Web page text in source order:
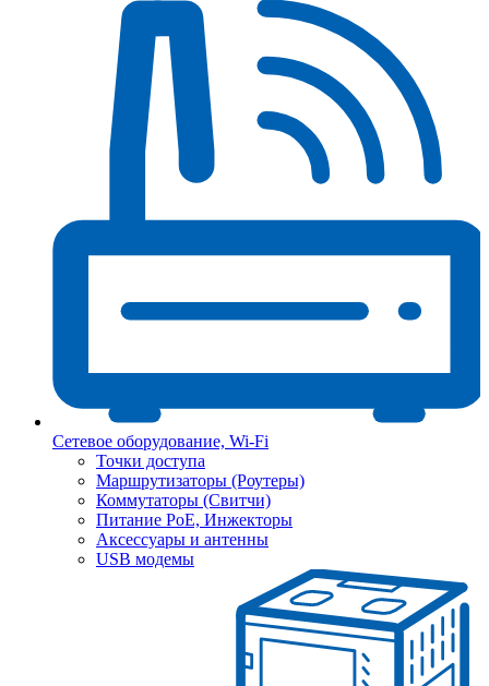
Сетевое оборудование, Wi-Fi
Точки доступа
Маршрутизаторы (Роутеры)
Коммутаторы (Свитчи)
Питание PoE, Инжекторы
Аксессуары и антенны
USB модемы